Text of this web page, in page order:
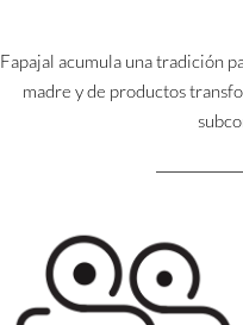
Fapajal acumula una tradición
madre y de productos